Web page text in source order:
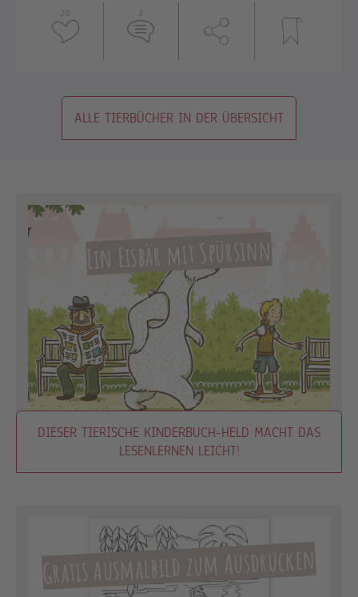
20 3
ALLE TIERBÜCHER IN DER ÜBERSICHT
Ein Eisbär mit Spürsinn
DIESER TIERISCHE KINDERBUCH-HELD MACHT DAS
LESENLERNEN LEICHT!
Gratis Ausmalbild zum Ausdrucken